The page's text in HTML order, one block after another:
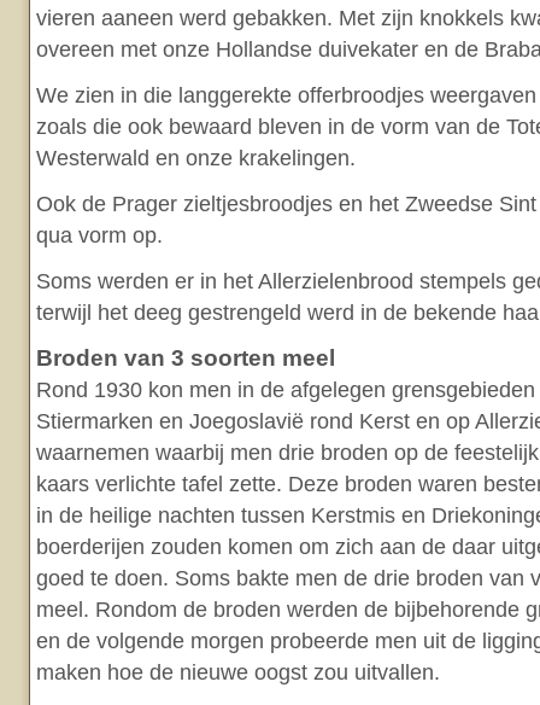
vieren aaneen werd gebakken. Met zijn knokkels
overeen met onze Hollandse duivekater en de
We zien in die langgerekte offerbroodjes
zoals die ook bewaard bleven in de vorm van de
Westerwald en onze krakelingen.
Ook de Prager zieltjesbroodjes en het Zweedse
qua vorm op.
Soms werden er in het Allerzielenbrood stempels
terwijl het deeg gestrengeld werd in de bekende
Broden van 3 soorten meel
Rond 1930 kon men in de afgelegen
Stiermarken en Joegoslavië rond Kerst en op
waarnemen waarbij men drie broden op de
kaars verlichte tafel zette. Deze broden waren
in de heilige nachten tussen Kerstmis en
boerderijen zouden komen om zich aan de daar
goed te doen. Soms bakte men de drie broden van
meel. Rondom de broden werden de bijbehorende
en de volgende morgen probeerde men uit de
maken hoe de nieuwe oogst zou uitvallen.